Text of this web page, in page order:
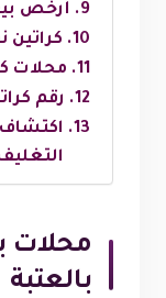
أرخص
كراتين
محلات
رقم
محلات
بالعتبة